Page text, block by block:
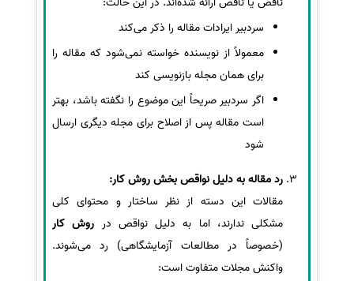
سردبیر ایرادات مقاله را ذکر می‌کند
معمولاً از نویسنده خواسته نمی‌شود که مقاله را
برای همان مجله بازنویسی کند
اگر سردبیر صریحاً این موضوع را نگفته باشد، بهتر
است مقاله پس از اصلاح برای مجله دیگری ارسال
شود
رد مقاله به دلیل نواقص بخش روش کار:
مقالات این دسته از نظر ساختار و محتوای کلی
مشکلی ندارند، اما به دلیل نواقص در روش کار
(خصوصاً در مطالعات آزمایشگاهی) رد می‌شوند.
واکنش مجلات متفاوت است: